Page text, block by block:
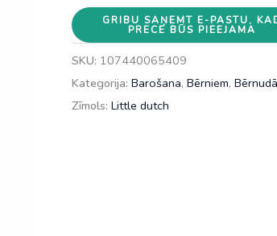
GRIBU SAŅEMT E-PASTU,
PRECE BŪS PIEEJAMA
SKU: 107440065409
Kategorija: Barošana, Bērniem,
Zīmols: Little dutch